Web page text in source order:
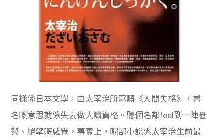
同樣係日本文學，由太宰治所寫嘅《人間失格》，書
名嘅意思就係失去做人嘅資格。聽個名都feel到一陣憂
鬱、絕望嘅感覺。事實上，呢部小說係太宰治生前最